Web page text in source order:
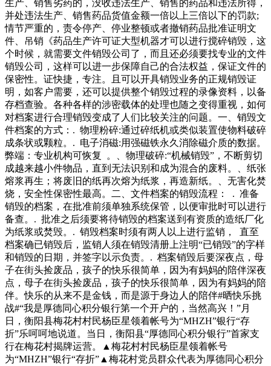
生产、销售劣药的，没收违法生产、销售的药品和违法所得，
并处违法生产、销售药品货值金额一倍以上三倍以下的罚款;
情节严重的，责令停产、停业整顿或者撤销药品批准证明文
件、吊销《药品生产许可证大型机器才可以进行搅碎销毁，这
个时候，就需要文件销毁公司了，而且还必须要找专业的文件
销毁公司，这样可以进一步保障自己的合法权益，保证文件的
保密性。证快捷，专注。且可以开具销毁业务的正规销毁证
明，如客户需要，还可以提供整个销毁过程的录像资料，以备
存档查验。各种各样的涉密载体的处理也随之变得重视，如何
对档案进行合理销毁变成了人们比较关注的问题。一、销毁文
件档案的方式：. 物理粉碎:通过碎纸机或类似装置使物料破碎
成条状或颗粒。. 电子消磁:用强磁铁永久消除磁介质的数据。
弊端：专业机构可恢复 。、物理破碎:“机械销毁”，不断剪切
成越来越小件物品，直到无法识别和成为混合的废料。、纸张
熔浆再生；将废旧的纸再次熔为纸浆，再造新纸。、无害化焚
烧，安全性保密性最高。二、文件档案的销毁流程： . 准备
销毁的档案，在批准前须单独系统保管，以便审批时可以进行
备查。. 批准之后须要将待销毁的档案送到有资质的造纸厂化
为纸浆或焚毁。. 销毁档案时须有两人以上进行监销， 直至
档案确已销毁后，监销人须在销毁清册上注明“已销毁”的字样
和销毁的日期，并签字以示负责。. 档案销毁后要深夜点，母
子在街头捡废品，孩子的快乐很简单，因为有妈妈的陪伴深夜
点，母子在街头捡废品，孩子的快乐很简单，因为有妈妈的陪
伴。快乐的从来不是金钱，而是源于身边人的陪伴#晒快乐挑
战#“我是厚德同心积分银行第一个开户的，当然高兴！”月
日，衡阳县梅花村村民杨臣星领着帐号为“MHZH”银行“存
折”乐呵呵地说道。当日，衡阳县“厚德同心积分银行”首家支
行在梅花村揭牌运营。▲梅花村村民杨臣星领着帐号
为“MHZH”银行“存折”▲梅花村党员群众代表为厚德同心积分